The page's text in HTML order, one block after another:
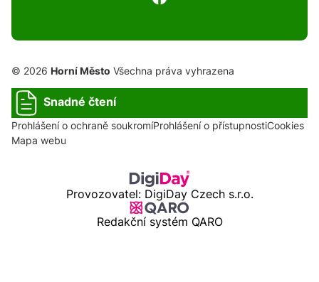
© 2026 Horní Město Všechna práva vyhrazena
Snadné čtení
Prohlášení o ochraně soukromíProhlášení o přístupnostiCookies
Mapa webu
Provozovatel: DigiDay Czech s.r.o.
Redakční systém QARO